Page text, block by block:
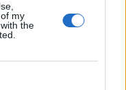
my
the
vääntö –
MM-finaaliin!